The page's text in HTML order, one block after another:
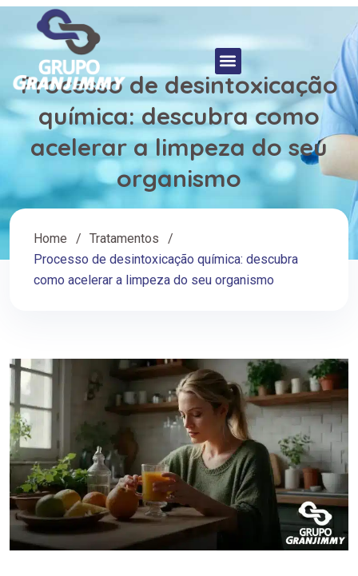
Processo de desintoxicação
química: descubra como
acelerar a limpeza do seu
organismo
Home
Tratamentos
Processo de desintoxicação química: descubra
como acelerar a limpeza do seu organismo